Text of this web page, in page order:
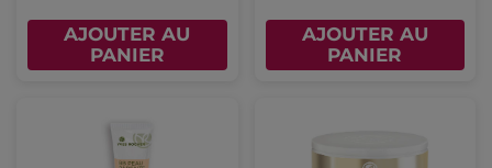
AJOUTER AU
PANIER
AJOUTER AU
PANIER